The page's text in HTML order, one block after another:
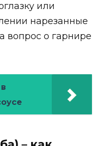
или
нарезанные
вопрос о гарнире